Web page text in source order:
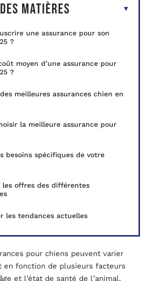
matières
une assurance pour son
?
moyen d’une assurance pour
?
meilleures assurances chien en
la meilleure assurance pour
besoins spécifiques de votre
les offres des différentes
les tendances actuelles
pour chiens peuvent varier
en fonction de plusieurs facteurs
et l’état de santé de l’animal.